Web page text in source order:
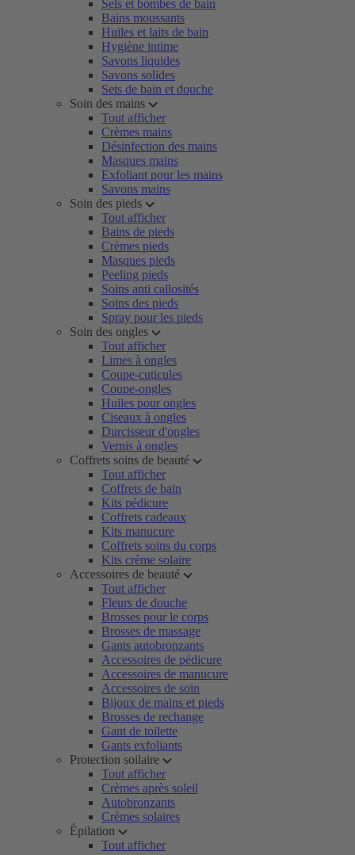
Sels et bombes de bain
Bains moussants
Huiles et laits de bain
Hygiène intime
Savons liquides
Savons solides
Sets de bain et douche
Soin des mains
Tout afficher
Crèmes mains
Désinfection des mains
Masques mains
Exfoliant pour les mains
Savons mains
Soin des pieds
Tout afficher
Bains de pieds
Crèmes pieds
Masques pieds
Peeling pieds
Soins anti callosités
Soins des pieds
Spray pour les pieds
Soin des ongles
Tout afficher
Limes à ongles
Coupe-cuticules
Coupe-ongles
Huiles pour ongles
Ciseaux à ongles
Durcisseur d'ongles
Vernis à ongles
Coffrets soins de beauté
Tout afficher
Coffrets de bain
Kits pédicure
Coffrets cadeaux
Kits manucure
Coffrets soins du corps
Kits crème solaire
Accessoires de beauté
Tout afficher
Fleurs de douche
Brosses pour le corps
Brosses de massage
Gants autobronzants
Accessoires de pédicure
Accessoires de manucure
Accessoires de soin
Bijoux de mains et pieds
Brosses de rechange
Gant de toilette
Gants exfoliants
Protection soilaire
Tout afficher
Crèmes après soleil
Autobronzants
Crèmes solaires
Épilation
Tout afficher